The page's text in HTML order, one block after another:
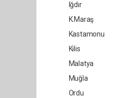
Iğdır
K.Maraş
Kastamonu
Kilis
Malatya
Muğla
Ordu